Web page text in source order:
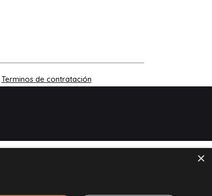
Terminos de contratación
×